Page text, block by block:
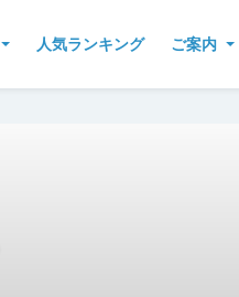
人気ランキング ご案内